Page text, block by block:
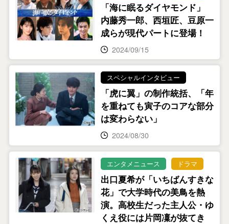
「海に眠るダイヤモンド」
内藤秀一郎、西垣匠、豆原一
成らが現代パートに登場！
2024/09/15
スペシャルインタビュー
「虎に翼」の制作統括、「年
を重ねても寅子のコアな部分
は変わらない」
2024/08/30
エンタメニュース ドラマ
出口夏希が「いちばんすきな
花」で大学時代の美鳥を熱
演。高校生だった主人公・ゆ
くえ役には片岡凜が抜てき